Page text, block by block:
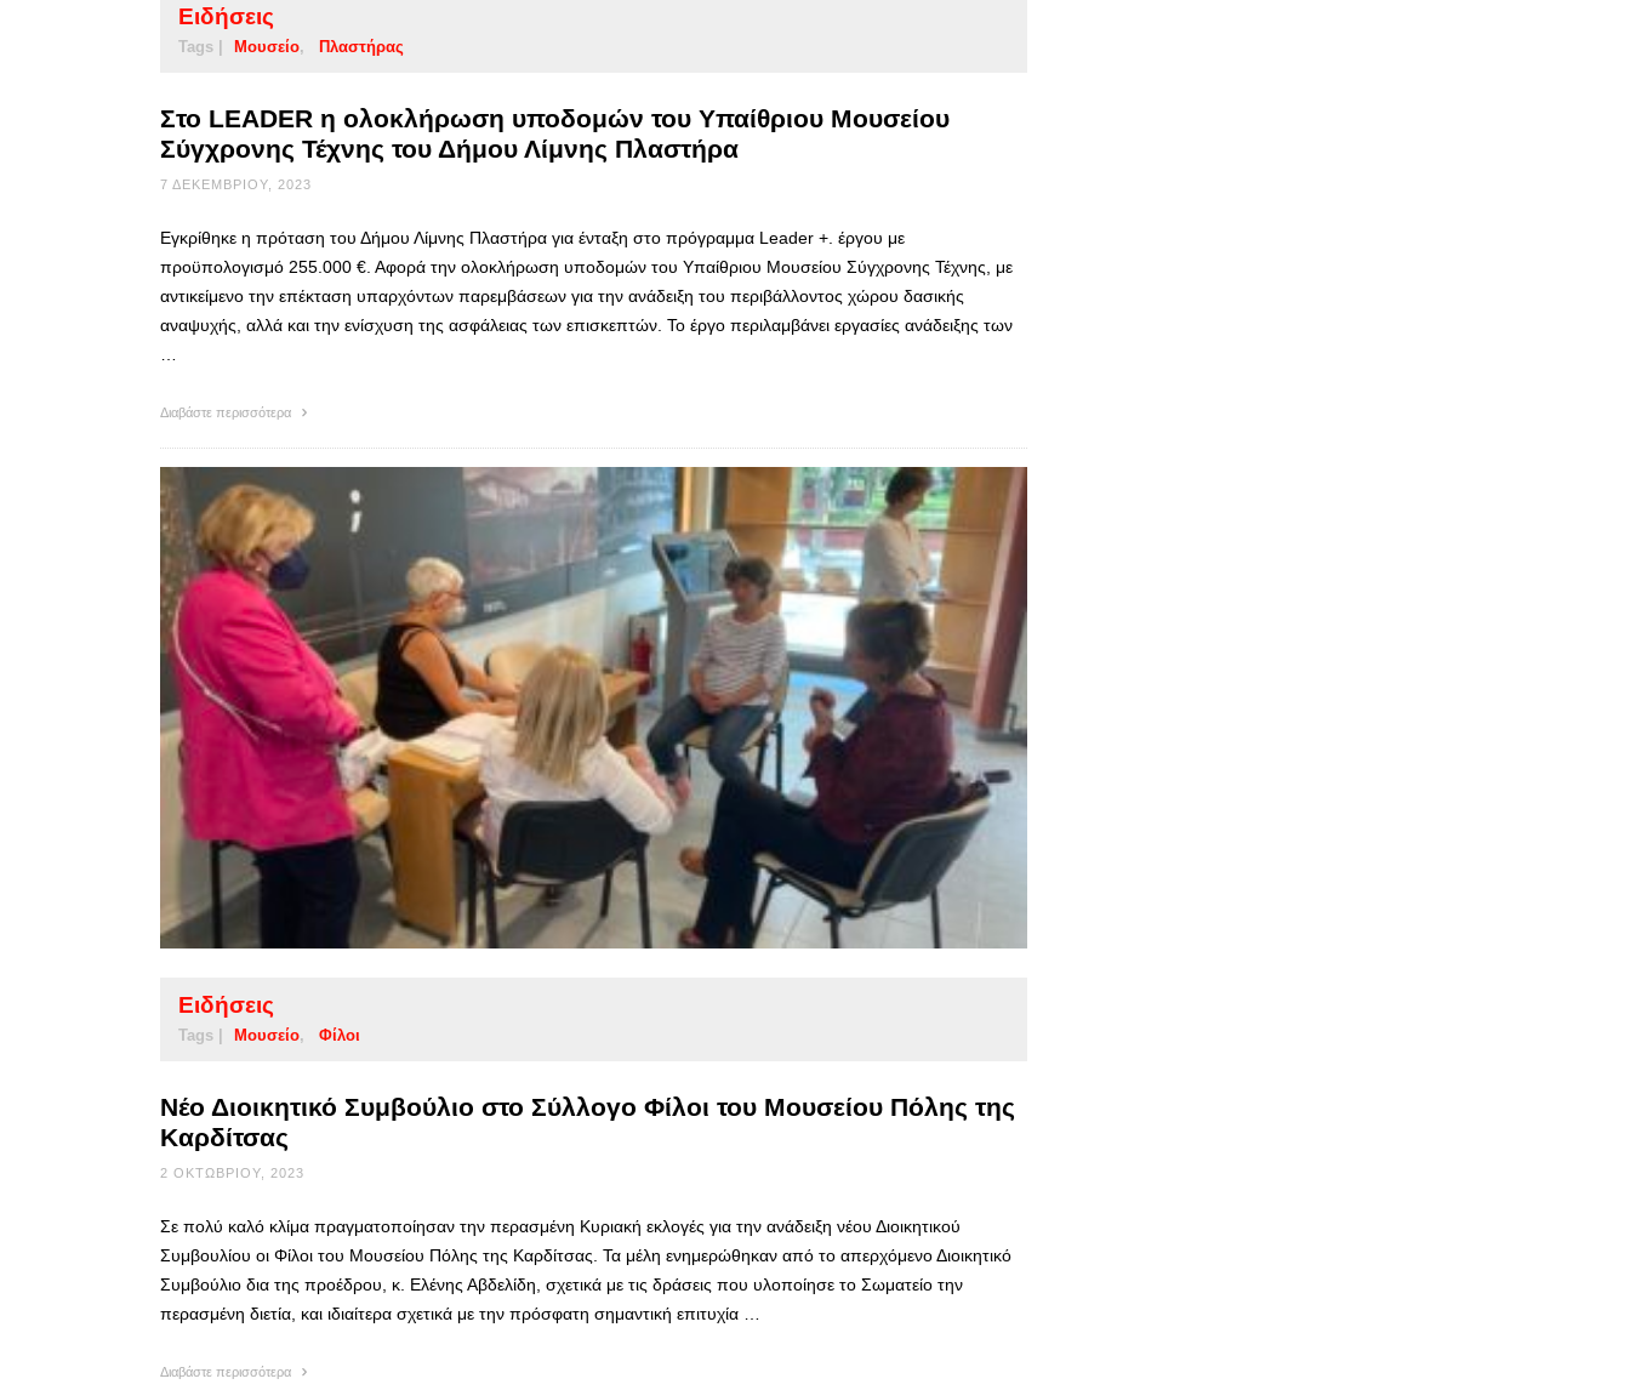
Ειδήσεις
Tags | Μουσείο Πλαστήρας
Στο LEADER η ολοκλήρωση υποδομών του Υπαίθριου Μουσείου
Σύγχρονης Τέχνης του Δήμου Λίμνης Πλαστήρα
7 ΔΕΚΕΜΒΡΊΟΥ, 2023
Εγκρίθηκε η πρόταση του Δήμου Λίμνης Πλαστήρα για ένταξη στο πρόγραμμα Leader +. έργου με
προϋπολογισμό 255.000 €. Αφορά την ολοκλήρωση υποδομών του Υπαίθριου Μουσείου Σύγχρονης Τέχνης, με
αντικείμενο την επέκταση υπαρχόντων παρεμβάσεων για την ανάδειξη του περιβάλλοντος χώρου δασικής
αναψυχής, αλλά και την ενίσχυση της ασφάλειας των επισκεπτών. Το έργο περιλαμβάνει εργασίες ανάδειξης των
Διαβάστε περισσότερα
Ειδήσεις
Tags | Μουσείο Φίλοι
Νέο Διοικητικό Συμβούλιο στο Σύλλογο Φίλοι του Μουσείου Πόλης της
Καρδίτσας
2 ΟΚΤΩΒΡΊΟΥ, 2023
Σε πολύ καλό κλίμα πραγματοποίησαν την περασμένη Κυριακή εκλογές για την ανάδειξη νέου Διοικητικού
Συμβουλίου οι Φίλοι του Μουσείου Πόλης της Καρδίτσας. Τα μέλη ενημερώθηκαν από το απερχόμενο Διοικητικό
Συμβούλιο δια της προέδρου, κ. Ελένης Αβδελίδη, σχετικά με τις δράσεις που υλοποίησε το Σωματείο την
περασμένη διετία, και ιδιαίτερα σχετικά με την πρόσφατη σημαντική επιτυχία …
Διαβάστε περισσότερα